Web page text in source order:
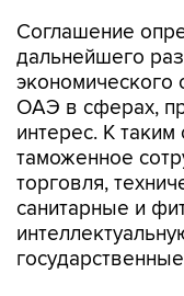
экономического
ОАЭ в сферах,
интерес. К
таможенное
торговля,
санитарные и
Также